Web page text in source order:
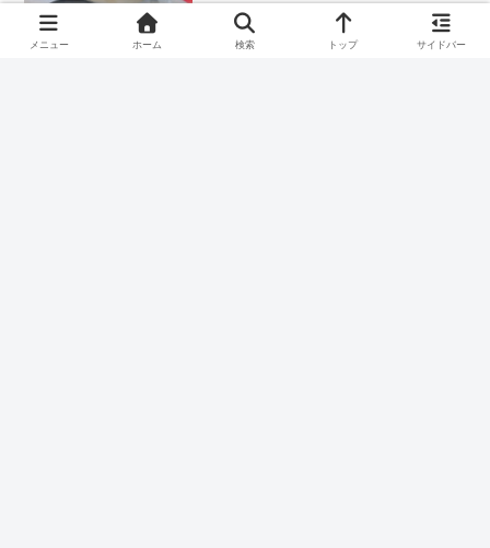
2026.06.12
メニュー ホーム 検索 トップ サイドバー